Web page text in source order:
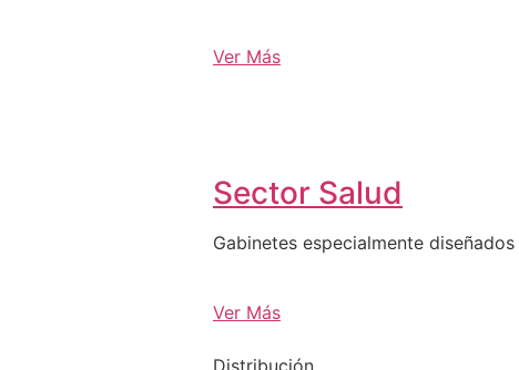
Ver Más
Sector Salud
Gabinetes especialmente
Ver Más
Distribución